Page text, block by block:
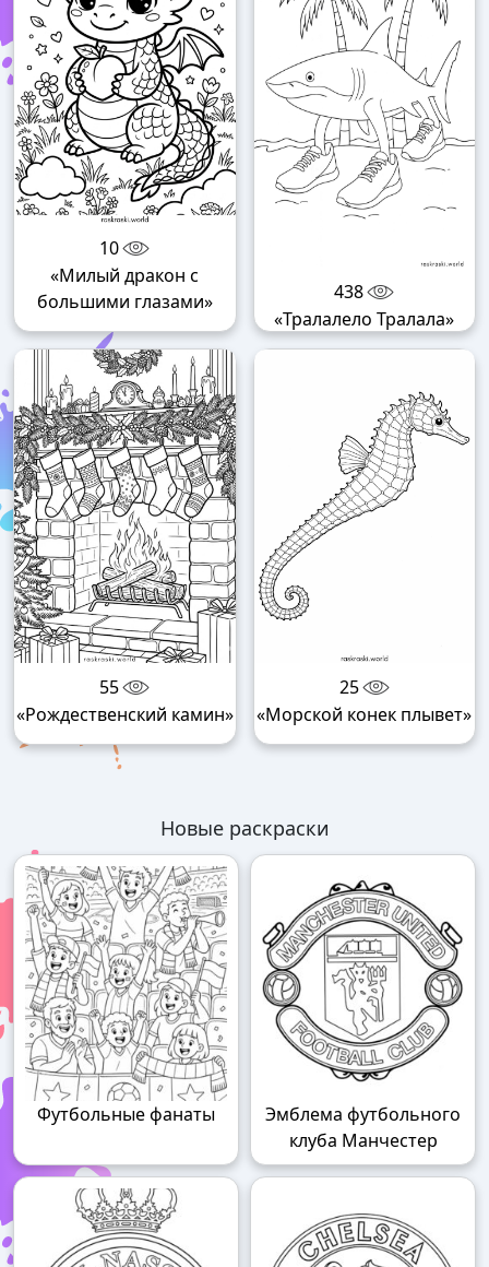
10
«Милый дракон с
большими глазами»
438
«Тралалело Тралала»
55
«Рождественский камин»
25
«Морской конек плывет»
Новые раскраски
Футбольные фанаты
Эмблема футбольного
клуба Манчестер